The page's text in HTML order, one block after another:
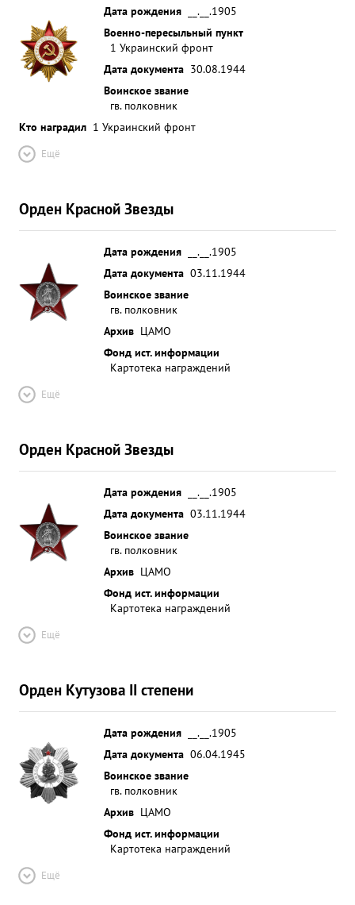
Дата рождения
__.__.1905
Военно-пересыльный пункт
1 Украинский фронт
Дата документа 30.08.1944
Воинское звание
гв. полковник
Кто наградил 1 Украинский фронт
Ещё
Орден Красной Звезды
Дата рождения
__.__.1905
Дата документа 03.11.1944
Воинское звание
гв. полковник
Архив ЦАМО
Фонд ист. информации
Картотека награждений
Ещё
Орден Красной Звезды
Дата рождения
__.__.1905
Дата документа 03.11.1944
Воинское звание
гв. полковник
Архив ЦАМО
Фонд ист. информации
Картотека награждений
Ещё
Орден Кутузова II степени
Дата рождения
__.__.1905
Дата документа 06.04.1945
Воинское звание
гв. полковник
Архив ЦАМО
Фонд ист. информации
Картотека награждений
Ещё